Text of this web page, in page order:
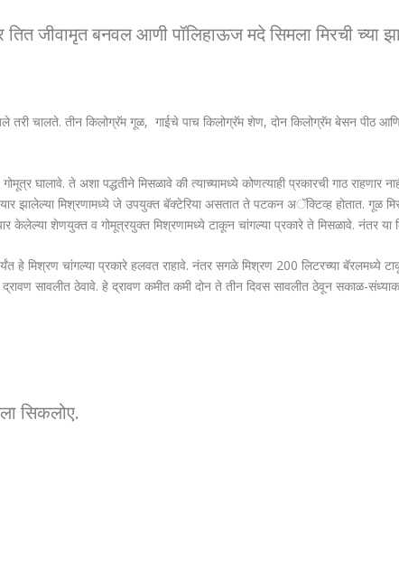
तित जीवामृत बनवल आणी पॉलिहाऊज मदे सिमला मिरची च्या
तरी चालते. तीन किलोग्रॅम गूळ, गाईचे पाच किलोग्रॅम शेण, दोन किलोग्रॅम बेसन पीठ आणि
घालावे. ते अशा पद्धतीने मिसळावे की त्याच्यामध्ये कोणत्याही प्रकारची गाठ राहणार
झालेल्या मिश्रणामध्ये जे उपयुक्त बॅक्टेरिया असतात ते पटकन अॅक्टिव्ह होतात. गूळ
केलेल्या शेणयुक्त व गोमूत्रयुक्त मिश्रणामध्ये टाकून चांगल्या प्रकारे ते मिसळावे. नंतर या
हे मिश्रण चांगल्या प्रकारे हलवत राहावे. नंतर सगळे मिश्रण 200 लिटरच्या बॅरलमध्ये
सावलीत ठेवावे. हे द्रावण कमीत कमी दोन ते तीन दिवस सावलीत ठेवून सकाळ-
सिकलोए.